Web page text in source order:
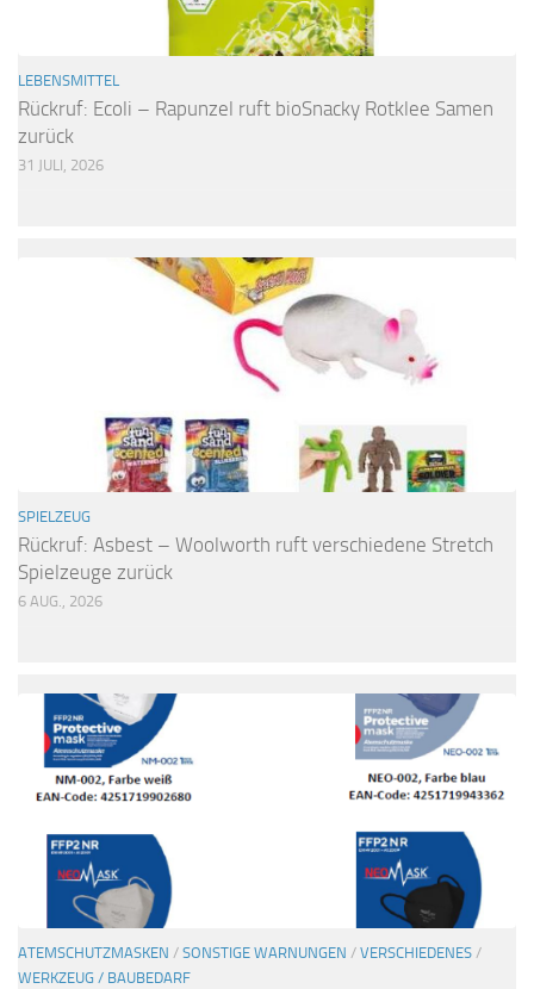
LEBENSMITTEL
Rückruf: Ecoli – Rapunzel ruft bioSnacky Rotklee Samen
zurück
31 JULI, 2026
SPIELZEUG
Rückruf: Asbest – Woolworth ruft verschiedene Stretch
Spielzeuge zurück
6 AUG., 2026
ATEMSCHUTZMASKEN / SONSTIGE WARNUNGEN / VERSCHIEDENES /
WERKZEUG / BAUBEDARF